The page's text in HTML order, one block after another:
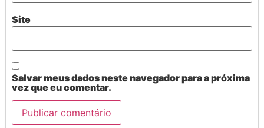
Site
Salvar meus dados neste navegador para a próxima
vez que eu comentar.